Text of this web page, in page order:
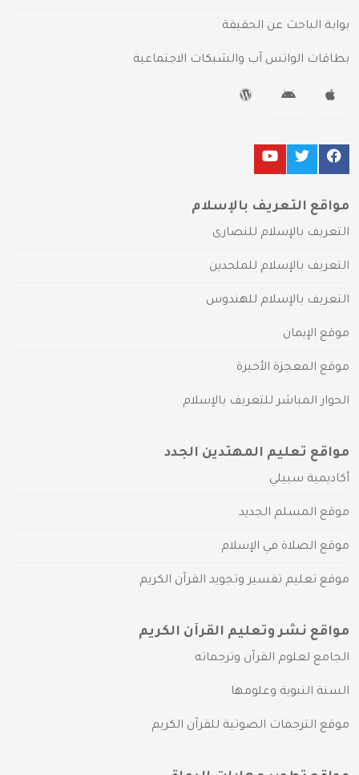
بوابة الباحث عن الحقيقة
بطاقات الواتس آب والشبكات الاجتماعية
مواقع التعريف بالإسلام
التعريف بالإسلام للنصارى
التعريف بالإسلام للملحدين
التعريف بالإسلام للهندوس
موقع الإيمان
موقع المعجزة الأخيرة
الحوار المباشر للتعريف بالإسلام
مواقع تعليم المهتدين الجدد
أكاديمية سبيلي
موقع المسلم الجديد
موقع الصلاة في الإسلام
موقع تعليم تفسير وتجويد القرآن الكريم
مواقع نشر وتعليم القرآن الكريم
الجامع لعلوم القرآن وترجماته
السنة النبوية وعلومها
موقع الترجمات الصوتية للقرآن الكريم